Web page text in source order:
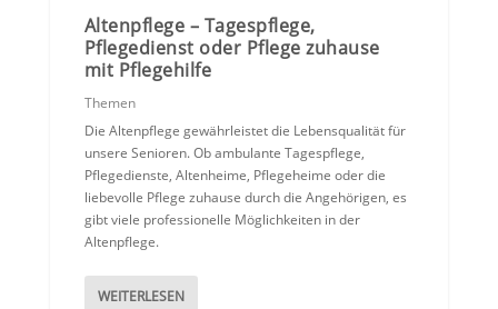
Altenpflege – Tagespflege,
Pflegedienst oder Pflege zuhause
mit Pflegehilfe
Themen
Die Altenpflege gewährleistet die Lebensqualität für
unsere Senioren. Ob ambulante Tagespflege,
Pflegedienste, Altenheime, Pflegeheime oder die
liebevolle Pflege zuhause durch die Angehörigen, es
gibt viele professionelle Möglichkeiten in der
Altenpflege.
WEITERLESEN